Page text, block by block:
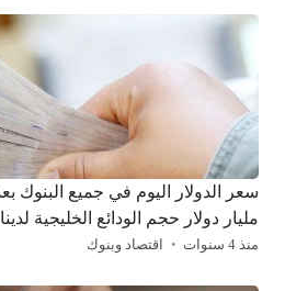
مليار دولار حجم الودائع الخليجية لدينا
منذ 4 سنوات اقتصاد وبنوك